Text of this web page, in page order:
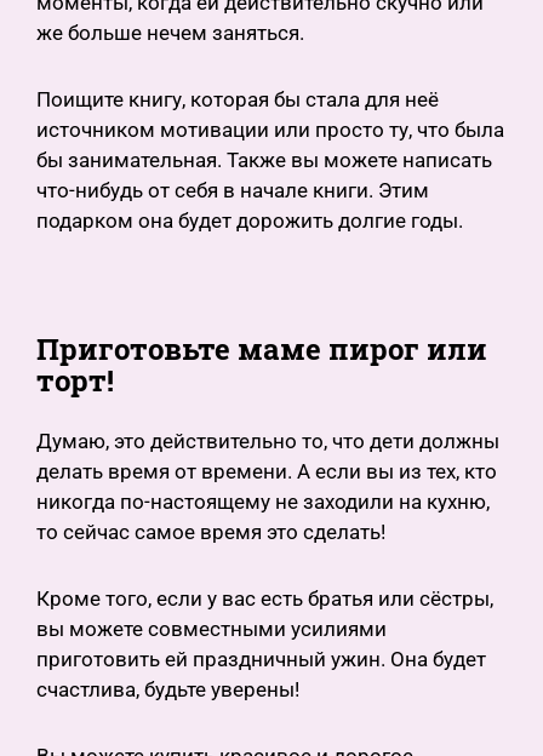
же больше нечем заняться.
Поищите книгу, которая бы стала для неё
источником мотивации или просто ту, что была
бы занимательная. Также вы можете написать
что-нибудь от себя в начале книги. Этим
подарком она будет дорожить долгие годы.
Приготовьте маме пирог или
торт!
Думаю, это действительно то, что дети должны
делать время от времени. А если вы из тех, кто
никогда по-настоящему не заходили на кухню,
то сейчас самое время это сделать!
Кроме того, если у вас есть братья или сёстры,
вы можете совместными усилиями
приготовить ей праздничный ужин. Она будет
счастлива, будьте уверены!